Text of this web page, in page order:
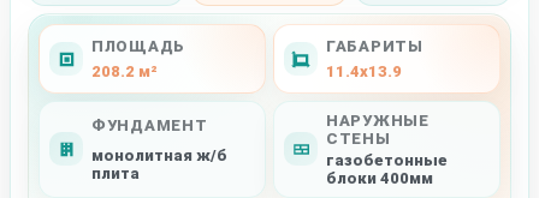
ПЛОЩАДЬ
208.2 м²
ГАБАРИТЫ
11.4x13.9
ФУНДАМЕНТ
монолитная ж/б
плита
НАРУЖНЫЕ
СТЕНЫ
газобетонные
блоки 400мм